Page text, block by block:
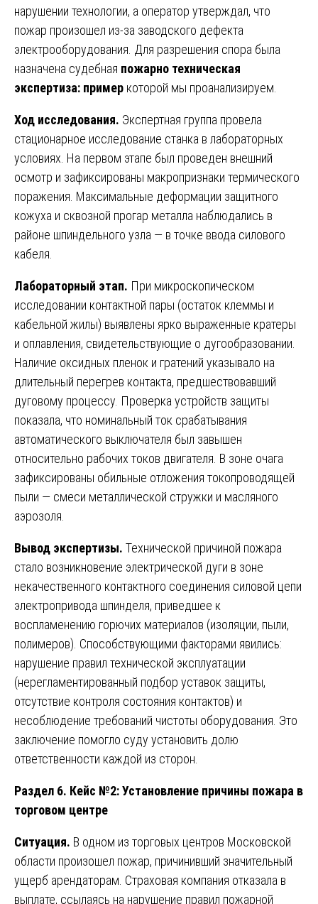
нарушении технологии, а оператор утверждал, что
пожар произошел из-за заводского дефекта
электрооборудования. Для разрешения спора была
назначена судебная пожарно техническая
экспертиза: пример которой мы проанализируем.
Ход исследования. Экспертная группа провела
стационарное исследование станка в лабораторных
условиях. На первом этапе был проведен внешний
осмотр и зафиксированы макропризнаки термического
поражения. Максимальные деформации защитного
кожуха и сквозной прогар металла наблюдались в
районе шпиндельного узла — в точке ввода силового
кабеля.
Лабораторный этап. При микроскопическом
исследовании контактной пары (остаток клеммы и
кабельной жилы) выявлены ярко выраженные кратеры
и оплавления, свидетельствующие о дугообразовании.
Наличие оксидных пленок и гратений указывало на
длительный перегрев контакта, предшествовавший
дуговому процессу. Проверка устройств защиты
показала, что номинальный ток срабатывания
автоматического выключателя был завышен
относительно рабочих токов двигателя. В зоне очага
зафиксированы обильные отложения токопроводящей
пыли — смеси металлической стружки и масляного
аэрозоля.
Вывод экспертизы. Технической причиной пожара
стало возникновение электрической дуги в зоне
некачественного контактного соединения силовой цепи
электропривода шпинделя, приведшее к
воспламенению горючих материалов (изоляции, пыли,
полимеров). Способствующими факторами явились:
нарушение правил технической эксплуатации
(нерегламентированный подбор уставок защиты,
отсутствие контроля состояния контактов) и
несоблюдение требований чистоты оборудования. Это
заключение помогло суду установить долю
ответственности каждой из сторон.
Раздел 6. Кейс №2: Установление причины пожара в
торговом центре
Ситуация. В одном из торговых центров Московской
области произошел пожар, причинивший значительный
ущерб арендаторам. Страховая компания отказала в
выплате, ссылаясь на нарушение правил пожарной